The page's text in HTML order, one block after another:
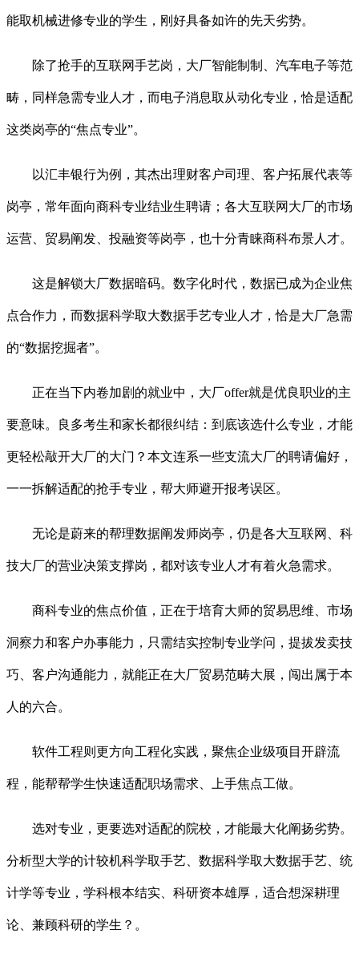
能取机械进修专业的学生，刚好具备如许的先天劣势。
除了抢手的互联网手艺岗，大厂智能制制、汽车电子等范
畴，同样急需专业人才，而电子消息取从动化专业，恰是适配
这类岗亭的“焦点专业”。
以汇丰银行为例，其杰出理财客户司理、客户拓展代表等
岗亭，常年面向商科专业结业生聘请；各大互联网大厂的市场
运营、贸易阐发、投融资等岗亭，也十分青睐商科布景人才。
这是解锁大厂数据暗码。数字化时代，数据已成为企业焦
点合作力，而数据科学取大数据手艺专业人才，恰是大厂急需
的“数据挖掘者”。
正在当下内卷加剧的就业中，大厂offer就是优良职业的主
要意味。良多考生和家长都很纠结：到底该选什么专业，才能
更轻松敲开大厂的大门？本文连系一些支流大厂的聘请偏好，
一一拆解适配的抢手专业，帮大师避开报考误区。
无论是蔚来的帮理数据阐发师岗亭，仍是各大互联网、科
技大厂的营业决策支撑岗，都对该专业人才有着火急需求。
商科专业的焦点价值，正在于培育大师的贸易思维、市场
洞察力和客户办事能力，只需结实控制专业学问，提拔发卖技
巧、客户沟通能力，就能正在大厂贸易范畴大展，闯出属于本
人的六合。
软件工程则更方向工程化实践，聚焦企业级项目开辟流
程，能帮帮学生快速适配职场需求、上手焦点工做。
选对专业，更要选对适配的院校，才能最大化阐扬劣势。
分析型大学的计较机科学取手艺、数据科学取大数据手艺、统
计学等专业，学科根本结实、科研资本雄厚，适合想深耕理
论、兼顾科研的学生？。